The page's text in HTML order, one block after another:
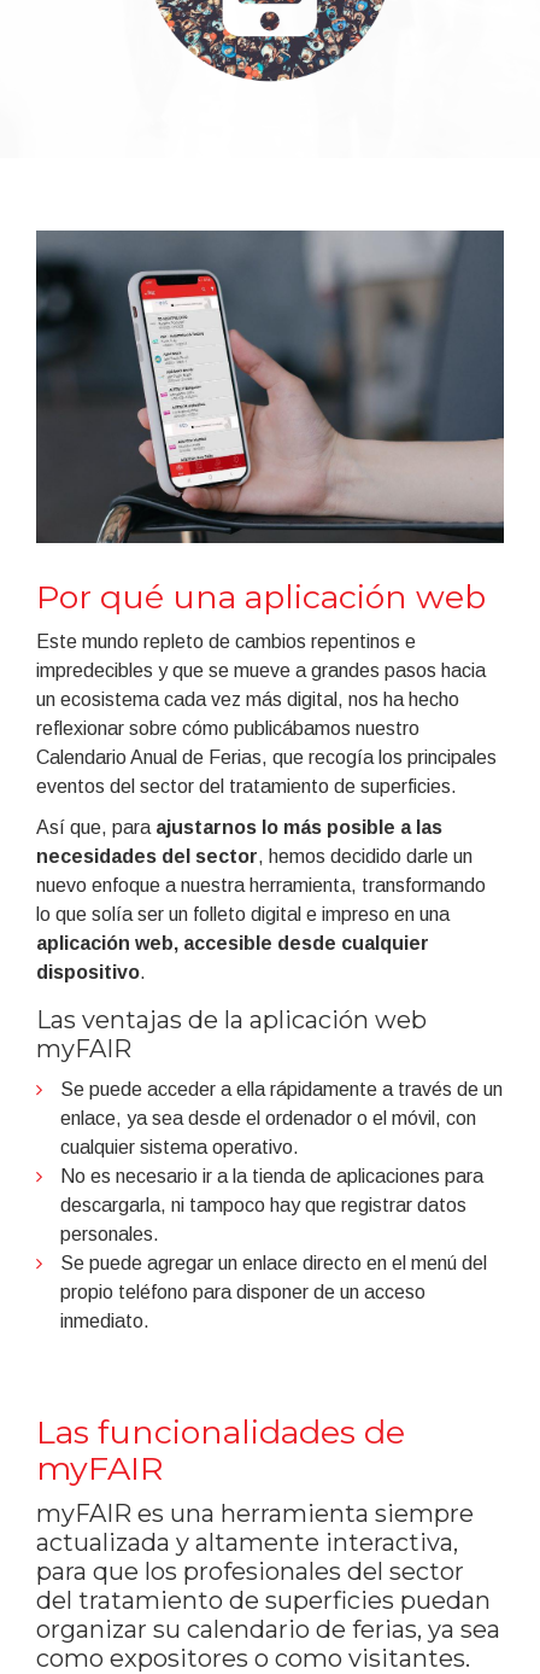
Por qué una aplicación web
Este mundo repleto de cambios repentinos e
impredecibles y que se mueve a grandes pasos hacia
un ecosistema cada vez más digital, nos ha hecho
reflexionar sobre cómo publicábamos nuestro
Calendario Anual de Ferias, que recogía los principales
eventos del sector del tratamiento de superficies.
Así que, para ajustarnos lo más posible a las
necesidades del sector, hemos decidido darle un
nuevo enfoque a nuestra herramienta, transformando
lo que solía ser un folleto digital e impreso en una
aplicación web, accesible desde cualquier
dispositivo.
Las ventajas de la aplicación web
myFAIR
Se puede acceder a ella rápidamente a través de un
enlace, ya sea desde el ordenador o el móvil, con
cualquier sistema operativo.
No es necesario ir a la tienda de aplicaciones para
descargarla, ni tampoco hay que registrar datos
personales.
Se puede agregar un enlace directo en el menú del
propio teléfono para disponer de un acceso
inmediato.
Las funcionalidades de
myFAIR
myFAIR es una herramienta siempre
actualizada y altamente interactiva,
para que los profesionales del sector
del tratamiento de superficies puedan
organizar su calendario de ferias, ya sea
como expositores o como visitantes.